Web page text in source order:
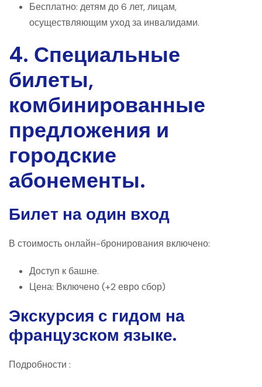
Бесплатно: детям до 6 лет, лицам,
осуществляющим уход за инвалидами.
4. Специальные
билеты,
комбинированные
предложения и
городские
абонементы.
Билет на один вход
В стоимость онлайн-бронирования включено:
Доступ к башне.
Цена: Включено (+2 евро сбор)
Экскурсия с гидом на
французском языке.
Подробности :